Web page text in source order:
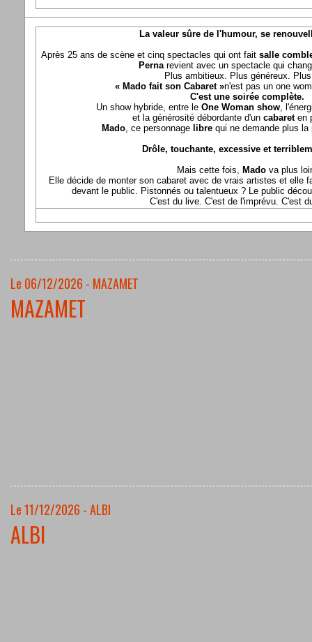
La valeur sûre de l'humour, se
Après 25 ans de scène et cinq spectacles qui ont fait salle
Pernarevient avec un spectacle qui
Plus ambitieux. Plus généreux.
« Mado fait son Cabaret »n'est pas un one
C'est une soirée complète.
Un show hybride, entre le One Woman show,
et la générosité débordante d'un cabaret en
Mado, ce personnage librequi ne demande plus la
Drôle, touchante, excessive et
Mais cette fois, Mado va plus
Elle décide de monter son cabaret avec de vrais artistes et elle
devant le public. Pistonnés ou talentueux ? Le public
C'est du live. C'est de l'imprévu. C'est
Le 06/12/2026 - MAZAMET
MAZAMET
Le 11/12/2026 - ALBI
ALBI